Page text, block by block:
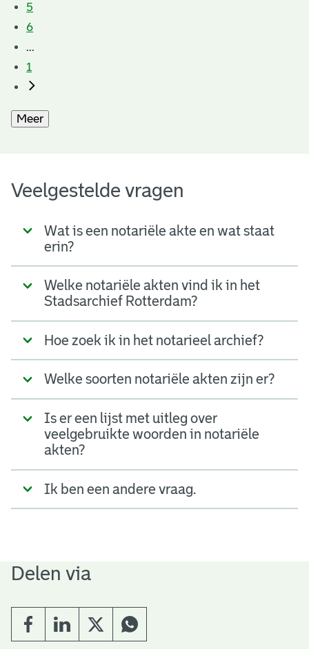
5
6
...
1
Meer
Veelgestelde vragen
Wat is een notariële akte en wat staat
erin?
Welke notariële akten vind ik in het
Stadsarchief Rotterdam?
Hoe zoek ik in het notarieel archief?
Welke soorten notariële akten zijn er?
Is er een lijst met uitleg over
veelgebruikte woorden in notariële
akten?
Ik ben een andere vraag.
Delen via